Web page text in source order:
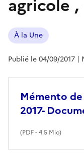
agricole
À la Une
Publié le 04/09/2017 |
Mémento
2017-
(PDF- 4.5 Mio)